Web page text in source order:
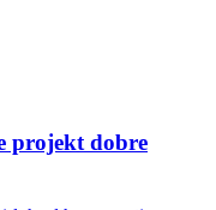
projekt dobre